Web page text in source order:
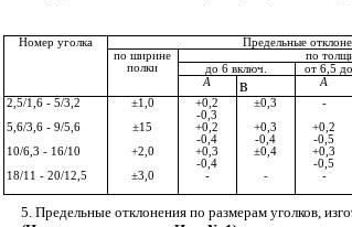
Номер уголка
Предельные
по ширине
по
полки
до 6 включ. от 6,5
А
в А
2,5/1,6 - 5/3,2 ±1,0
+0,2
-0,3
±0,3 -
5,6/3,6 - 9/5,6
±15
+0,2
-0,4
+0,3
-0,4
+0,2
-0,5
10/6,3 - 16/10
+2,0
+0,3
-0,4
±0,4
+0,3
-0,5
18/11 - 20/12,5
±3,0 - - -
5. Предельные отклонения по размерам уголков,